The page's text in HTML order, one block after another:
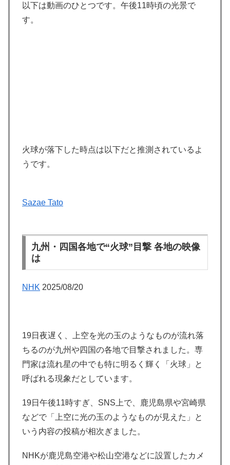
以下は動画のひとつです。午後11時頃の光景で
す。
火球が落下した時点は以下だと推測されているよ
うです。
Sazae Tato
九州・四国各地で“火球”目撃 各地の映像
は
NHK 2025/08/20
19日夜遅く、上空を光の玉のようなものが流れ落
ちるのが九州や四国の各地で目撃されました。専
門家は流れ星の中でも特に明るく輝く「火球」と
呼ばれる現象だとしています。
19日午後11時すぎ、SNS上で、鹿児島県や宮崎県
などで「上空に光の玉のようなものが見えた」と
いう内容の投稿が相次ぎました。
NHKが鹿児島空港や松山空港などに設置したカメ